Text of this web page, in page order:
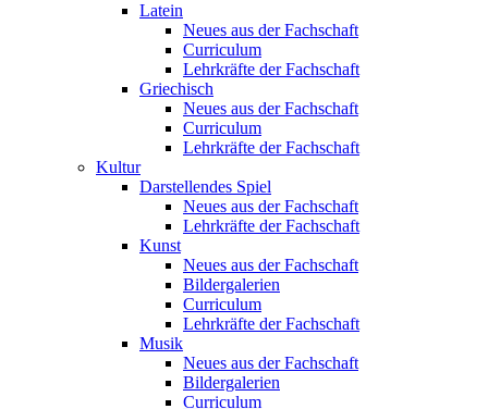
Latein
Neues aus der Fachschaft
Curriculum
Lehrkräfte der Fachschaft
Griechisch
Neues aus der Fachschaft
Curriculum
Lehrkräfte der Fachschaft
Kultur
Darstellendes Spiel
Neues aus der Fachschaft
Lehrkräfte der Fachschaft
Kunst
Neues aus der Fachschaft
Bildergalerien
Curriculum
Lehrkräfte der Fachschaft
Musik
Neues aus der Fachschaft
Bildergalerien
Curriculum